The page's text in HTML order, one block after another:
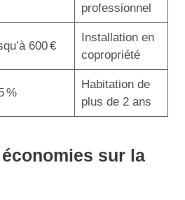
professionnel
600 €
Installation en
copropriété
%
Habitation de
plus de 2 ans
sur la